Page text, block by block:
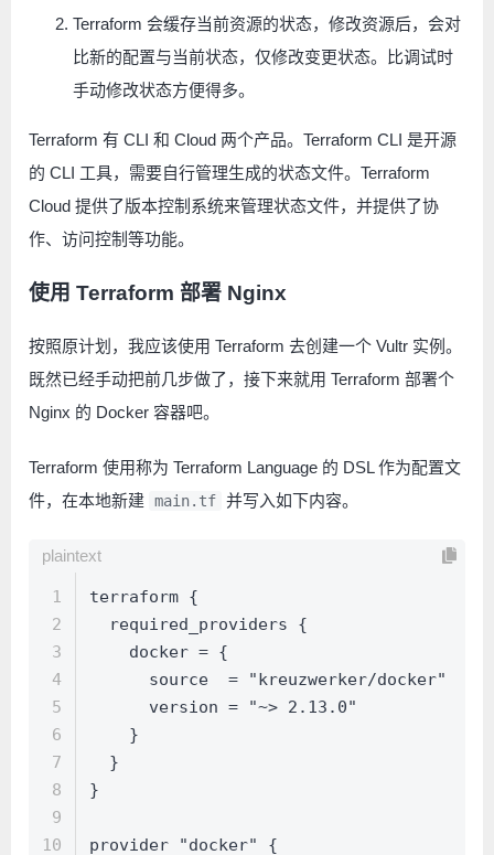
Terraform 会缓存当前资源的状态，修改资源后，会对
比新的配置与当前状态，仅修改变更状态。比调试时
手动修改状态方便得多。
Terraform 有 CLI 和 Cloud 两个产品。Terraform CLI 是开源
的 CLI 工具，需要自行管理生成的状态文件。Terraform
Cloud 提供了版本控制系统来管理状态文件，并提供了协
作、访问控制等功能。
使用 Terraform 部署 Nginx
按照原计划，我应该使用 Terraform 去创建一个 Vultr 实例。
既然已经手动把前几步做了，接下来就用 Terraform 部署个
Nginx 的 Docker 容器吧。
Terraform 使用称为 Terraform Language 的 DSL 作为配置文
件，在本地新建 main.tf 并写入如下内容。
plaintext
1
2
3
4
5
6
7
8
9
10
terraform {
  required_providers {
    docker = {
      source  = "kreuzwerker/docker"
      version = "~> 2.13.0"
    }
  }
}
provider "docker" {